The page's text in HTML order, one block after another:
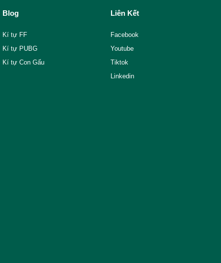
Blog
Kí tự FF
Kí tự PUBG
Kí tự Con Gấu
Liên Kết
Facebook
Youtube
Tiktok
Linkedin